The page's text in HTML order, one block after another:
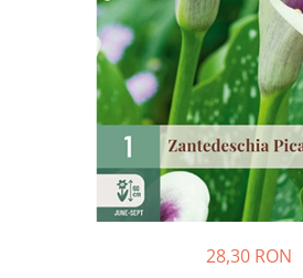
Bulbi de Echinacea
Bulbi de Frezie
Bulbi de Fritillaria
Bulbi de Gaillardia (Kokarda)
Bulbi de Gladiole
Bulbi de Irisi - Stanjenel
Bulbi de Lalele
Păr - Pyrus communis
Smochini - Ficus carica
Viță de Vie - Vitis
Zmeur - Rubus
28,30 RON